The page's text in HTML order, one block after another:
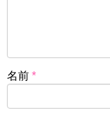
名前 *